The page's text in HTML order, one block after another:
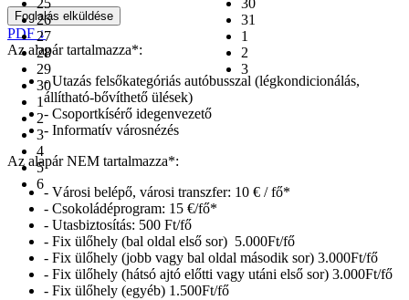
25
26
27
28
29
30
1
2
3
4
5
6
30
31
1
2
3
Foglalás elküldése
PDF ↓
Az alapár tartalmazza*:
- Utazás felsőkategóriás autóbusszal (légkondicionálás,
állítható-bővíthető ülések)
- Csoportkísérő idegenvezető
- Informatív városnézés
Az alapár NEM tartalmazza*:
- Városi belépő, városi transzfer: 10 € / fő*
- Csokoládéprogram: 15 €/fő*
- Utasbiztosítás: 500 Ft/fő
- Fix ülőhely (bal oldal első sor) 5.000Ft/fő
- Fix ülőhely (jobb vagy bal oldal második sor) 3.000Ft/fő
- Fix ülőhely (hátsó ajtó előtti vagy utáni első sor) 3.000Ft/fő
- Fix ülőhely (egyéb) 1.500Ft/fő